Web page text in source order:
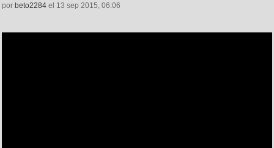
por beto2284 el 13 sep 2015, 06:06